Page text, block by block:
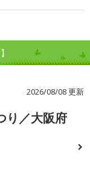
2026/08/08 更新
り／大阪府